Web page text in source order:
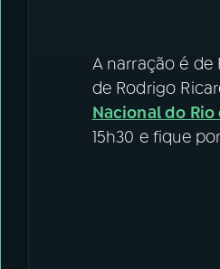
A narração é de
de Rodrigo
Nacional do
15h30 e fique